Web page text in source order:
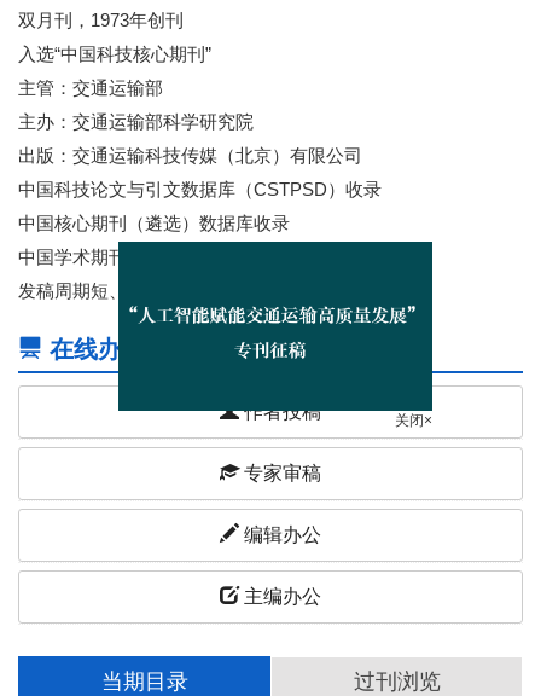
关闭×
双月刊，1973年创刊
入选“中国科技核心期刊”
主管：交通运输部
主办：交通运输部科学研究院
出版：交通运输科技传媒（北京）有限公司
中国科技论文与引文数据库（CSTPSD）收录
中国核心期刊（遴选）数据库收录
中国学术期刊综合评价数据库(CAJCED)收录
发稿周期短、时效性强
在线办公
作者投稿
专家审稿
编辑办公
主编办公
当期目录 过刊浏览